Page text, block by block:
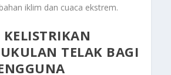
iklim dan cuaca ekstrem.
TELAK BAGI